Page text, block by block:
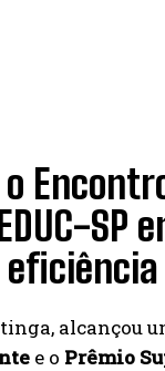
SP
alcançou
e o Prêmio